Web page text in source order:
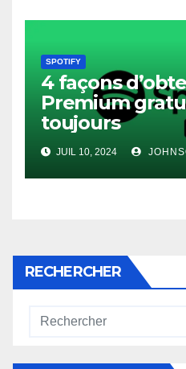
SPOTIFY
4 façons
Premium
toujours
JUIL 10, 2024
RECHERCHER